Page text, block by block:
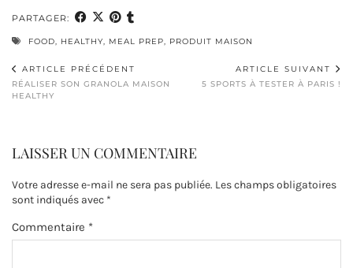
PARTAGER:
FOOD, HEALTHY, MEAL PREP, PRODUIT MAISON
ARTICLE PRÉCÉDENT
RÉALISER SON GRANOLA MAISON
HEALTHY
ARTICLE SUIVANT
5 SPORTS À TESTER À PARIS !
LAISSER UN COMMENTAIRE
Votre adresse e-mail ne sera pas publiée. Les champs obligatoires
sont indiqués avec *
Commentaire *